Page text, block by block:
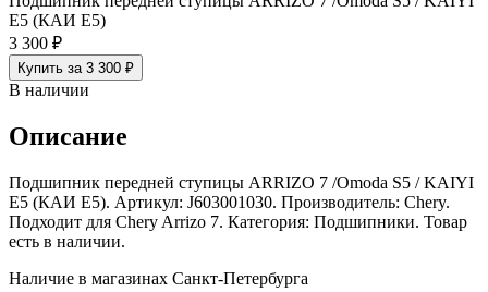
E5 (КАИ E5)
3 300 ₽
Купить за 3 300 ₽
В наличии
Описание
Подшипник передней ступицы ARRIZO 7 /Omoda S5 / KAIYI
E5 (КАИ E5). Артикул: J603001030. Производитель: Chery.
Подходит для Chery Arrizo 7. Категория: Подшипники. Товар
есть в наличии.
Наличие в магазинах Санкт-Петербурга